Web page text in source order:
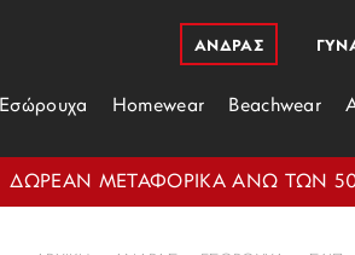
ΑΝΔΡΑΣ
Εσώρουχα Homewear Beachwear
ΔΩΡΕΑΝ ΜΕΤΑΦΟΡΙΚΑ ΑΝΩ ΤΩΝ